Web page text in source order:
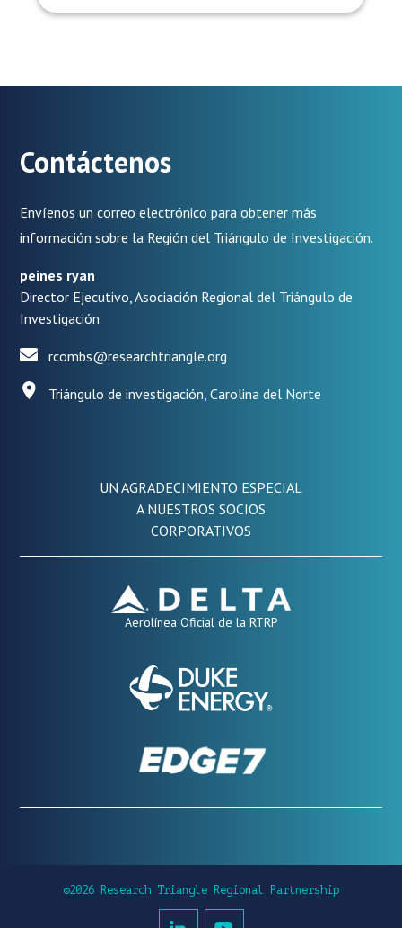
Contáctenos
Envíenos un correo electrónico para obtener más
información sobre la Región del Triángulo de Investigación.
peines ryan
Director Ejecutivo, Asociación Regional del Triángulo de
Investigación
rcombs@researchtriangle.org
Triángulo de investigación, Carolina del Norte
UN AGRADECIMIENTO ESPECIAL
A NUESTROS SOCIOS
CORPORATIVOS
Aerolínea Oficial de la RTRP
©2026 Research Triangle Regional Partnership